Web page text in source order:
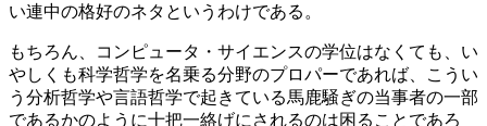
い連中の格好のネタというわけである。
もちろん、コンピュータ・サイエンスの学位はなくても、い
やしくも科学哲学を名乗る分野のプロパーであれば、こうい
う分析哲学や言語哲学で起きている馬鹿騒ぎの当事者の一部
であるかのように十把一絡げにされるのは困ることであろ